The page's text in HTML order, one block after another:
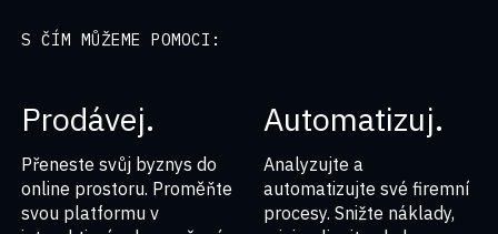
S ČÍM MŮŽEME POMOCI:
Prodávej.
Přeneste svůj byznys do
online prostoru. Proměňte
svou platformu v
Automatizuj.
Analyzujte a
automatizujte své firemní
procesy. Snižte náklady,